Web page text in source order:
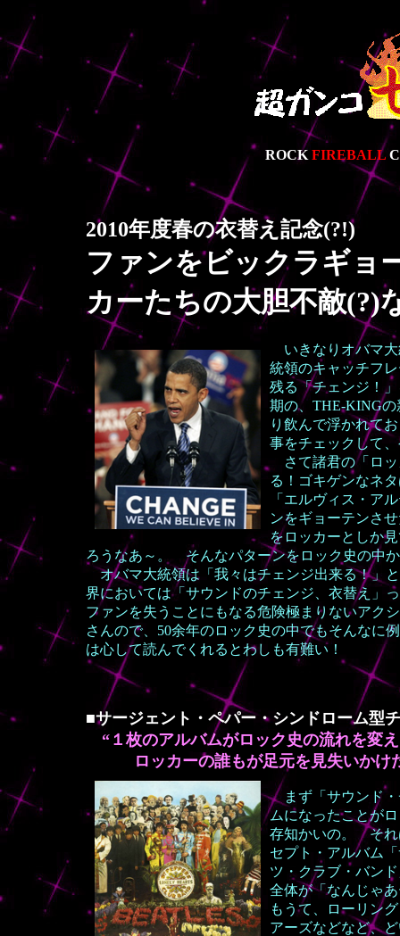
ROCK FIREBALL
2010年度春の衣替え記念(?!)
ファンをビックラギョ
カーたちの大胆不敵(?)
いきなりオバマ大
統領のキャッチフ
残る「チェンジ！
期の、THE-KING
り飲んで浮かれて
事をチェックして
さて諸君の「ロッ
る！ゴキゲンなネ
「エルヴィス・ア
ンをギョーテンさ
をロッカーとしか
ろうなあ～。 そんなパターンをロック史の中
オバマ大統領は「我々はチェンジ出来る！」
界においては「サウンドのチェンジ、衣替え」
ファンを失うことにもなる危険極まりないア
さんので、50余年のロック史の中でもそんな
は心して読んでくれるとわしも有難い！
■サージェント・ペパー・シンドローム型
“１枚のアルバムがロック史の流れを変
ロッカーの誰もが足元を見失いかけた
まず「サウンド・
ムになったことが
存知かいの。 それ
セプト・アルバム
ツ・クラブ・バン
全体が「なんじゃ
もうて、ローリン
アーズなどなど、